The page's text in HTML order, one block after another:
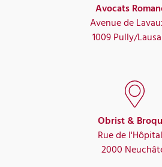
Avocats
Avenue de
1009 Pully/
Obrist &
Rue de l'Hôpital
2000